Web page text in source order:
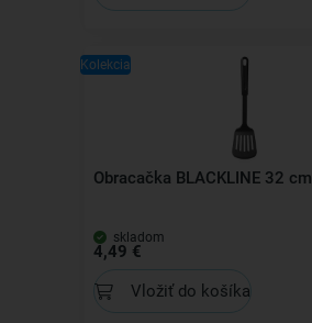
Kolekcia
Obracačka BLACKLINE 32 cm
skladom
4,49 €
Vložiť do košíka